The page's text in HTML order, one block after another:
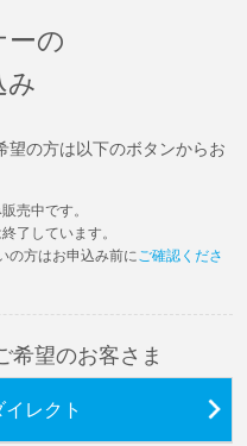
ーの
み
望の方は以下のボタンからお
売中です。
了しています。
の方はお申込み前に ご確認くださ
希望のお客さま
レクト